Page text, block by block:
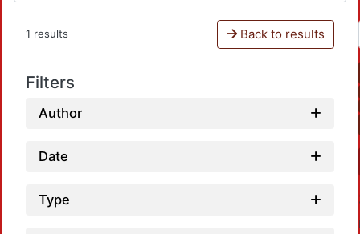
1 results Back to results
Filters
Author
Date
Type